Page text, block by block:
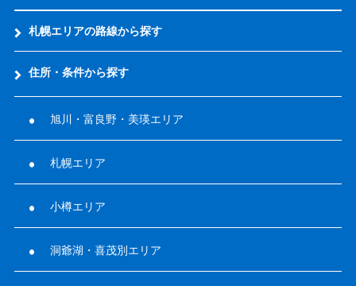
札幌エリアの路線から探す
住所・条件から探す
旭川・富良野・美瑛エリア
札幌エリア
小樽エリア
洞爺湖・喜茂別エリア